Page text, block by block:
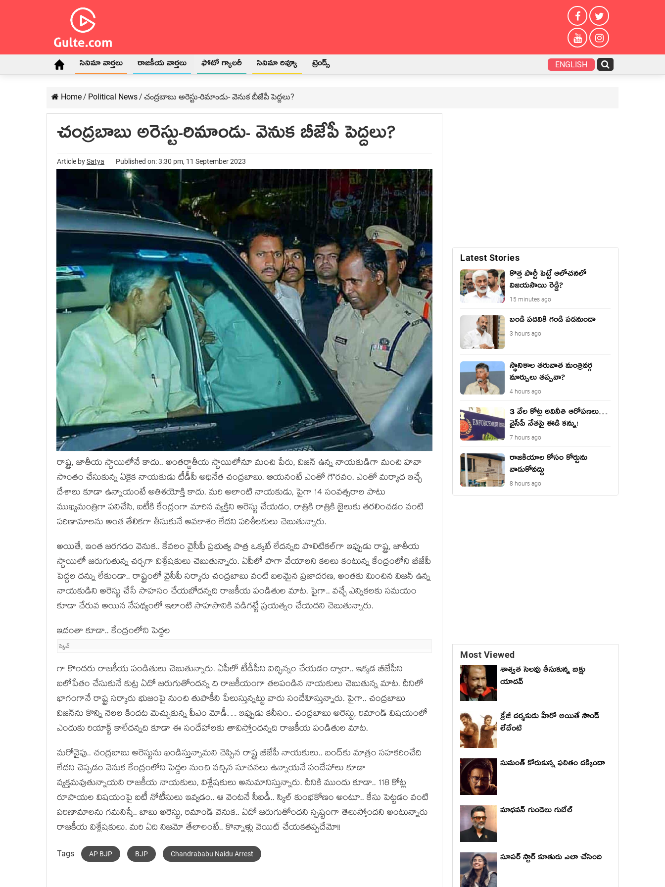
సినిమా వార్తలు రాజకీయ వార్తలు ఫోటో గ్యాలరీ సినిమా రివ్యూ ట్రెండ్స్ ENGLISH
Home/ Political News/ చంద్ర‌బాబు అరెస్టు-రిమాండు- వెనుక బీజేపీ పెద్ద‌లు?
చంద్ర‌బాబు అరెస్టు-రిమాండు- వెనుక బీజేపీ పెద్ద‌లు?
Article bySatya Published on: 3:30 pm, 11 September 2023
రాష్ట్ర‌, జాతీయ స్థాయిలోనే కాదు.. అంత‌ర్జాతీయ స్థాయిలోనూ మంచి పేరు, విజ‌న్ ఉన్న నాయ‌కుడిగా మంచి హ‌వా
సొంతం చేసుకున్న ఏకైక నాయ‌కుడు టీడీపీ అధినేత చంద్ర‌బాబు. ఆయ‌నంటే ఎంతో గౌర‌వం. ఎంతో మ‌ర్యాద ఇచ్చే
దేశాలు కూడా ఉన్నాయంటే అతిశ‌యోక్తి కాదు. మ‌రి అలాంటి నాయ‌కుడు, పైగా 14 సంవ‌త్స‌రాల పాటు
ముఖ్య‌మంత్రిగా ప‌నిచేసి, ఐటీకి కేంద్రంగా మారిన వ్య‌క్తిని అరెస్టు చేయ‌డం, రాత్రికి రాత్రికి జైలుకు త‌ర‌లించ‌డం వంటి
ప‌రిణామాల‌ను అంత తేలిక‌గా తీసుకునే అవ‌కాశం లేదని ప‌రిశీల‌కులు చెబుతున్నారు.
అయితే, ఇంత జ‌ర‌గ‌డం వెనుక‌.. కేవ‌లం వైసీపీ ప్ర‌భుత్వ పాత్ర ఒక్క‌టే లేద‌న్న‌ది పొలిటిక‌ల్‌గా ఇప్పుడు రాష్ట్ర‌, జాతీయ
స్థాయిలో జ‌రుగుతున్న చ‌ర్చ‌గా విశ్లేష‌కులు చెబుతున్నారు. ఏపీలో పాగా వేయాల‌ని క‌ల‌లు కంటున్న కేంద్రంలోని బీజేపీ
పెద్ద‌ల ద‌న్ను లేకుండా.. రాష్ట్రంలో వైసీపీ స‌ర్కారు చంద్ర‌బాబు వంటి బ‌ల‌మైన ప్ర‌జాద‌ర‌ణ‌, అంత‌కు మించిన విజ‌న్ ఉన్న
నాయ‌కుడిని అరెస్టు చేసే సాహ‌సం చేయ‌బోద‌న్న‌ది రాజ‌కీయ పండితుల మాట‌. పైగా.. వ‌చ్చే ఎన్నిక‌ల‌కు స‌మ‌యం
కూడా చేరువ అయిన నేప‌థ్యంలో ఇలాంటి సాహ‌సానికి వ‌డిగ‌ట్టే ప్ర‌య‌త్నం చేయ‌ద‌ని చెబుతున్నారు.
ఇదంతా కూడా.. కేంద్రంలోని పెద్ద‌ల
స్కెచ్‌
గా కొంద‌రు రాజ‌కీయ పండితులు చెబుతున్నారు. ఏపీలో టీడీపీని విచ్ఛిన్నం చేయ‌డం ద్వారా.. ఇక్క‌డ బీజేపీని
బ‌లోపేతం చేసుకునే కుట్ర ఏదో జ‌రుగుతోందన్న ది రాజ‌కీయంగా త‌ల‌పండిన‌ నాయ‌కులు చెబుతున్న మాట‌. దీనిలో
భాగంగానే రాష్ట్ర స‌ర్కారు భుజంపై నుంచి తుపాకీని పేలుస్తున్నట్టు వారు సందేహిస్తున్నారు. పైగా.. చంద్ర‌బాబు
విజ‌న్‌ను కొన్ని నెల‌ల కింద‌ట మెచ్చుకున్న పీఎం మోడీ… ఇప్పుడు క‌నీసం.. చంద్ర‌బాబు అరెస్టు, రిమాండ్ విష‌యంలో
ఎందుకు రియాక్ట్ కాలేద‌న్న‌ది కూడా ఈ సందేహాల‌కు తావిస్తోంద‌న్న‌ది రాజ‌కీయ పండితుల మాట‌.
మ‌రోవైపు.. చంద్ర‌బాబు అరెస్టును ఖండిస్తున్నామ‌ని చెప్పిన రాష్ట్ర బీజేపీ నాయ‌కులు.. బంద్‌కు మాత్రం స‌హ‌క‌రించేది
లేద‌ని చెప్ప‌డం వెనుక కేంద్రంలోని పెద్ద‌ల నుంచి వ‌చ్చిన సూచ‌న‌లు ఉన్నాయ‌నే సందేహాలు కూడా
వ్య‌క్త‌మ‌వుతున్నాయ‌ని రాజ‌కీయ నాయ‌కులు, విశ్లేష‌కులు అనుమానిస్తున్నారు. దీనికి ముందు కూడా.. 118 కోట్ల
రూపాయల విష‌యంపై ఐటీ నోటీసులు ఇవ్వ‌డం.. ఆ వెంట‌నే సీఐడీ.. స్కిల్ కుంభ‌కోణం అంటూ.. కేసు పెట్ట‌డం వంటి
ప‌రిణామాల‌ను గ‌మ‌నిస్తే.. బాబు అరెస్టు, రిమాండ్ వెనుక‌.. ఏదో జ‌రుగుతోంద‌ని స్ప‌ష్టంగా తెలుస్తోంద‌ని అంటున్నారు
రాజ‌కీయ విశ్లేష‌కులు. మ‌రి ఏది నిజ‌మో తేలాలంటే.. కొన్నాళ్లు వెయిట్ చేయ‌క‌త‌ప్ప‌దేమో!!
Tags AP BJP BJP Chandrababu Naidu Arrest
Latest Stories
కొత్త పార్టీ పెట్టే ఆలోచనలో
విజయసాయి రెడ్డి?
15 minutes ago
బండి పదవికి గండి పడనుందా
3 hours ago
స్థానికాల తరువాత మంత్రివర్గ
మార్పులు తప్పవా?
4 hours ago
3 వేల కోట్ల అవినీతి ఆరోపణలు…
వైసీపీ నేతపై ఈడి కన్ను!
7 hours ago
రాజ‌కీయాల కోసం కోర్టును
వాడుకోవ‌ద్దు
8 hours ago
Most Viewed
శాశ్వత సెలవు తీసుకున్న బిక్షు
యాదవ్
క్రేజీ దర్శకుడు హీరో అయితే సౌండ్
లేదేంటి
సుమంత్ కోరుకున్న ఫలితం దక్కిందా
మాధ‌వ‌న్ గుండెలు గుబేల్‌
సూపర్ స్టార్ కూతురు ఎలా చేసింది